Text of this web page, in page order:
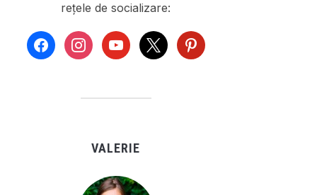
rețele de socializare:
facebookinstagramyoutube
x pinterest
VALERIE